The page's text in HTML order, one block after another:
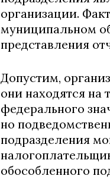
организации.
муниципальном
представления
Допустим,
они находятся на
федерального
но
подразделения
обособленного